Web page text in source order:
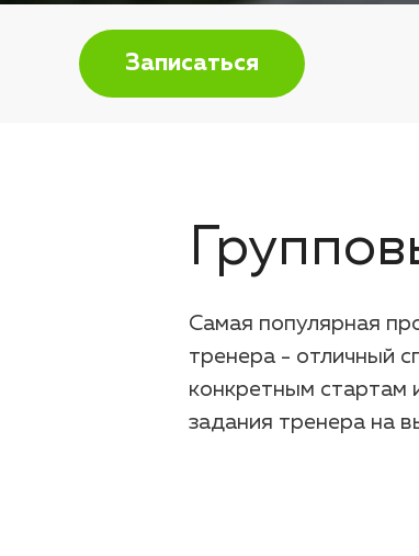
Записаться
Самая популярная
тренера - отличный
конкретным стартам
задания тренера на